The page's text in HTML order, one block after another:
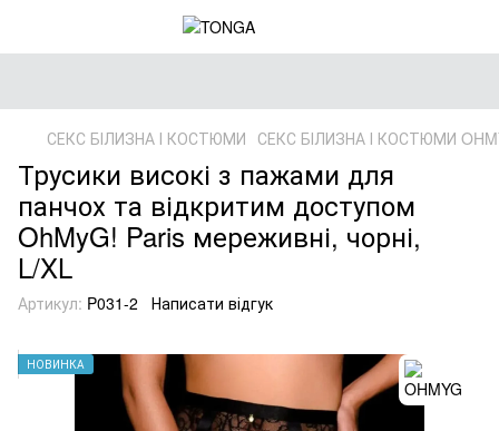
СЕКС БІЛИЗНА І КОСТЮМИ СЕКС БІЛИЗНА І КОСТЮМИ
Трусики високі з пажами для
панчох та відкритим доступом
OhMyG! Paris мереживні, чорні,
L/XL
Артикул: P031-2 Написати відгук
НОВИНКА